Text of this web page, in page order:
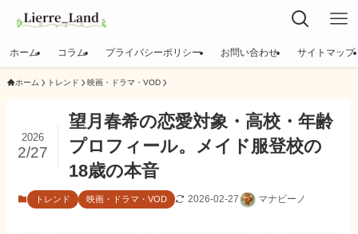
ホーム コラム プライバシーポリシー お問い合わせ サイトマップ
ホーム トレンド 映画・ドラマ・VOD
望月春希の恋愛対象・高校・年齢
プロフィール。メイド服登校の
18歳の本音
2026
2/27
トレンド 映画・ドラマ・VOD 2026-02-27 マナビーノ